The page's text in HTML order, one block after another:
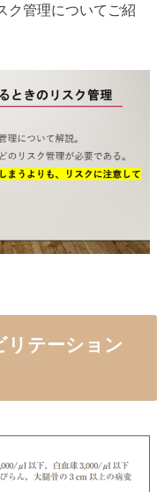
ク管理についてご紹
リテーション